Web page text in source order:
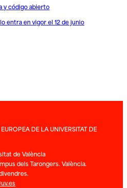
y código abierto
entra en vigor el 12 de junio
DE LA UNIVERSITAT DE
de València
dels Tarongers. València.